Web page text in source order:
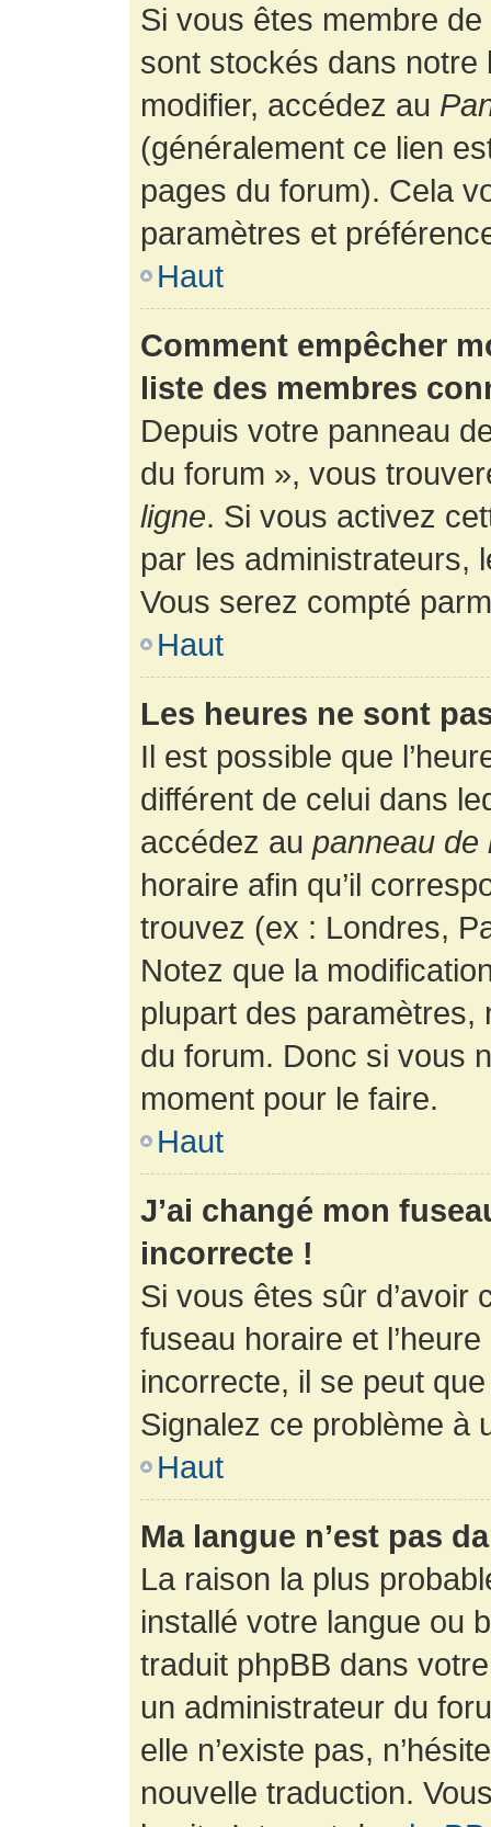
Si vous êtes membre
sont stockés dans
modifier, accédez au
(généralement ce lien
pages du forum). Cela
paramètres et
Haut
Comment empêcher
liste des membres
Depuis votre panneau
du forum », vous
ligne. Si vous activez
par les administrateurs,
Vous serez compté
Haut
Les heures ne sont
Il est possible que
différent de celui dans
accédez au panneau de
horaire afin qu’il
trouvez (ex : Londres,
Notez que la
plupart des paramètres,
du forum. Donc si vous
moment pour le faire.
Haut
J’ai changé mon
incorrecte !
Si vous êtes sûr d’avoir
fuseau horaire et
incorrecte, il se peut
Signalez ce problème à
Haut
Ma langue n’est pas
La raison la plus
installé votre langue ou
traduit phpBB dans
un administrateur du
elle n’existe pas,
nouvelle traduction.